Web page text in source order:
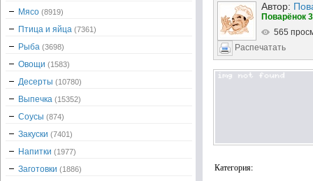
Автор:
Поварёнок
565
Распечатать
Категория:
Мясо (8919)
Птица и яйца (7361)
Рыба (3698)
Овощи (1583)
Десерты (10780)
Выпечка (15352)
Соусы (874)
Закуски (7401)
Напитки (1977)
Заготовки (1886)